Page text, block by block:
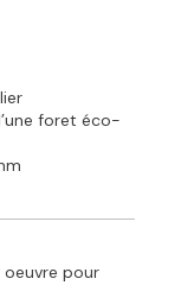
foret éco-
pour